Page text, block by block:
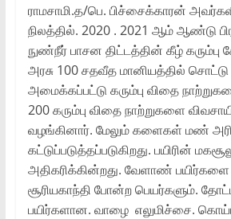
ராமசாமி.த/பெ. பிச்சைக்காரன்
நிலத்தில். 2020 . 2021 ஆம் ஆண்டு
நுண்நீர் பாசன திட்டத்தின் கீழ் கரும்பு
அரசு 100 சதவீத மானியத்தில்
அமைக்கப்பட்டு கரும்பு விதை
200 கரும்பு விதை நாற்றுகளை
வழங்கினார். மேலும் களைகள் மண்
கட்டுப்படுத்தப்படுகிறது. பயிரின்
அதிகரிக்கின்றது. வேளாண் பயிர்களை
சூரியகாந்தி போன்ற பெயர்களும்.
பயிர்களான. வாழை ‌ எலுமிச்சை.